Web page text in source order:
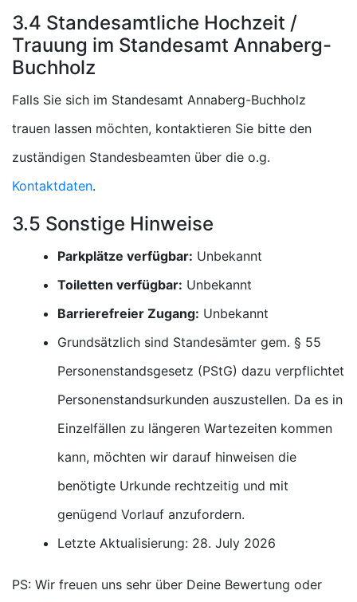
3.4 Standesamtliche Hochzeit /
Trauung im Standesamt Annaberg-
Buchholz
Falls Sie sich im Standesamt Annaberg-Buchholz
trauen lassen möchten, kontaktieren Sie bitte den
zuständigen Standesbeamten über die o.g.
Kontaktdaten.
3.5 Sonstige Hinweise
Parkplätze verfügbar: Unbekannt
Toiletten verfügbar: Unbekannt
Barrierefreier Zugang: Unbekannt
Grundsätzlich sind Standesämter gem. § 55
Personenstandsgesetz (PStG) dazu verpflichtet
Personenstandsurkunden auszustellen. Da es in
Einzelfällen zu längeren Wartezeiten kommen
kann, möchten wir darauf hinweisen die
benötigte Urkunde rechtzeitig und mit
genügend Vorlauf anzufordern.
Letzte Aktualisierung: 28. July 2026
PS: Wir freuen uns sehr über Deine Bewertung oder